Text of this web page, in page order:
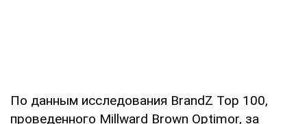
По данным исследования BrandZ Top 100,
проведенного Millward Brown Optimor, за